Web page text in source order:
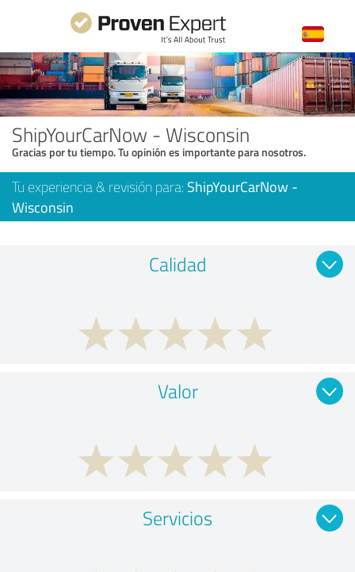
ShipYourCarNow - Wisconsin
Gracias por tu tiempo. Tu opinión es importante para nosotros.
Tu experiencia & revisión para: ShipYourCarNow -
Wisconsin
Calidad
Valor
Servicios